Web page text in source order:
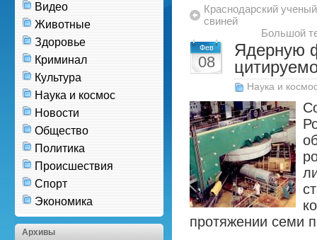
Видео
Животные
Здоровье
Криминал
Культура
Наука и космос
Новости
Общество
Политика
Происшествия
Спорт
Экономика
Архивы
Краснодарский
свиней
Большой
Фев
08
Ядерную
Наука и
протяжении семи